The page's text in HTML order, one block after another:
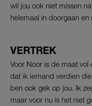
wil jou ook niet missen
helemaal in doorgaan
VERTREK
Voor Noor is de maat vol
dat ik iemand verdien
ben ook gek op jou. Ik
maar voor nu is het niet